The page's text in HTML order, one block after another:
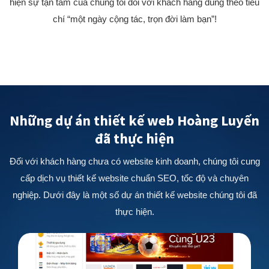
hiện sự tận tâm của chúng tôi đối với khách hàng đúng theo tiêu
chí “một ngày cộng tác, trọn đời làm bạn”!
Những dự án thiết kế web Hoàng Luyến
đã thực hiện
Đối với khách hàng chưa có website kinh doanh, chúng tôi cung
cấp dịch vụ thiết kế website chuẩn SEO, tốc độ và chuyên
nghiệp. Dưới đây là một số dự án thiết kế website chúng tôi đã
thực hiện.